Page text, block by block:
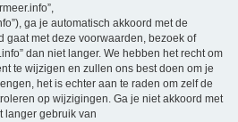
ga je automatisch akkoord met de
gaat met deze voorwaarden, bezoek of
dan niet langer. We hebben het recht om
te wijzigen en zullen ons best doen om je
het is echter aan te raden om zelf de
op wijzigingen. Ga je niet akkoord met
langer gebruik van